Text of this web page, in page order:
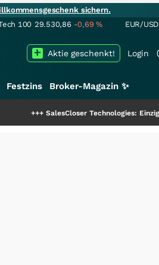
sichern.
100 29.530,86 -0,69% EUR/USD
Login
Aktie geschenkt!
Festzins Broker-Magazin ✨
Technologies: Einzigartige